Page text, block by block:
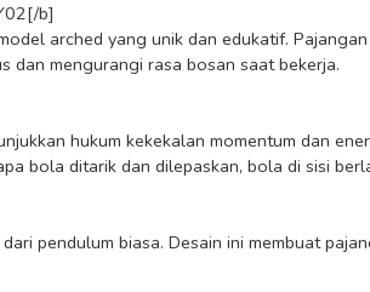
b]
arched yang unik dan edukatif.
dan mengurangi rasa bosan saat bekerja.
bola ditarik dan dilepaskan, bola di sisi